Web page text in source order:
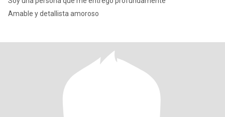
Amable y detallista amoroso